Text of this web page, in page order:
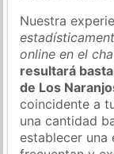
Nuestra
online en el
resultará
de Los
coincidente a
una cantidad
establecer una